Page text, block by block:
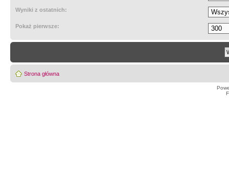
Wyniki z ostatnich:
Pokaż pierwsze:
Strona główna